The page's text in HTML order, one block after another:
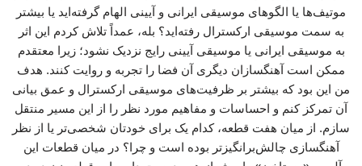
موتیف‌ها یا الگوهای موسیقی ایرانی و آیینی الهام گرفته‌اید یا بیشتر
به سمت موسیقی ارکسترال رفته‌اید؟ بله، عمداً تلاش کردم این اثر
به موسیقی ایرانی یا موسیقی آیینی رایج نزدیک نشود؛ زیرا معتقدم
ممکن است آهنگسازان دیگری آن فضا را تجربه و روایت کنند. هدف
من این بود که بیشتر بر ظرفیت‌های موسیقی ارکسترال و عمق بیانی
آن تمرکز کنم و احساسات و مفاهیم مورد نظر را از این مسیر منتقل
سازم. از میان هفت قطعه، کدام یک برای خودتان شخصی‌تر یا از نظر
آهنگسازی چالش‌برانگیزتر بوده است و چرا؟ در میان قطعات این